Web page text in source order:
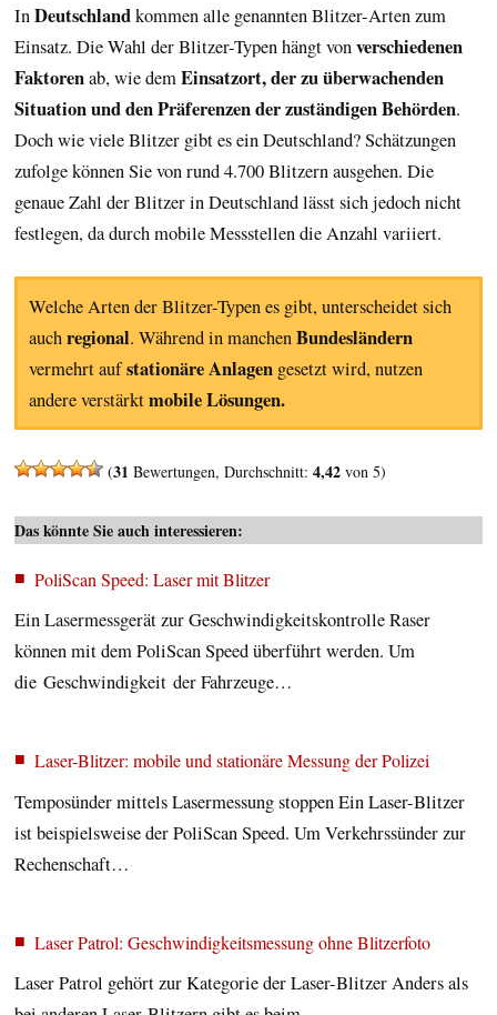
InDeutschlandkommen alle genannten Blitzer-Arten zum
Einsatz. Die Wahl der Blitzer-Typen hängt vonverschiedenen
Faktorenab, wie demEinsatzort, der zu überwachenden
Situation und den Präferenzen der zuständigen Behörden.
Doch wie viele Blitzer gibt es ein Deutschland? Schätzungen
zufolge können Sie von rund 4.700 Blitzern ausgehen. Die
genaue Zahl der Blitzer in Deutschland lässt sich jedoch nicht
festlegen, da durch mobile Messstellen die Anzahl variiert.
Welche Arten der Blitzer-Typen es gibt, unterscheidet sich
auchregional. Während in manchenBundesländern
vermehrt aufstationäre Anlagen gesetzt wird, nutzen
andere verstärktmobile Lösungen.
(31 Bewertungen, Durchschnitt: 4,42 von 5)
Das könnte Sie auch interessieren:
PoliScan Speed: Laser mit Blitzer
Ein Lasermessgerät zur Geschwindigkeitskontrolle Raser
können mit dem PoliScan Speed überführt werden. Um
die Geschwindigkeit der Fahrzeuge…
Laser-Blitzer: mobile und stationäre Messung der Polizei
Temposünder mittels Lasermessung stoppen Ein Laser-Blitzer
ist beispielsweise der PoliScan Speed. Um Verkehrssünder zur
Rechenschaft…
Laser Patrol: Geschwindigkeitsmessung ohne Blitzerfoto
Laser Patrol gehört zur Kategorie der Laser-Blitzer Anders als